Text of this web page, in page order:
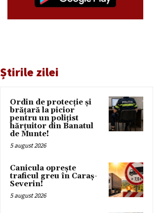
Știrile zilei
Ordin de protecție și
brățară la picior
pentru un polițist
hărțuitor din Banatul
de Munte!
5 august 2026
Canicula oprește
traficul greu în Caraș-
Severin!
5 august 2026